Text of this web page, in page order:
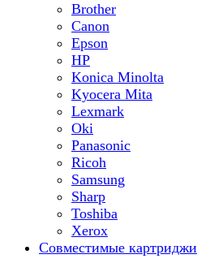
Brother
Canon
Epson
HP
Konica Minolta
Kyocera Mita
Lexmark
Oki
Panasonic
Ricoh
Samsung
Sharp
Toshiba
Xerox
Совместимые картриджи